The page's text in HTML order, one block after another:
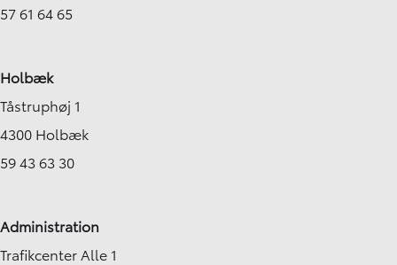
57 61 64 65
Holbæk
Tåstruphøj 1
4300 Holbæk
59 43 63 30
Administration
Trafikcenter Alle 1